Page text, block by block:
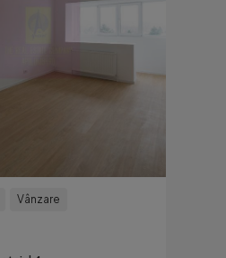
Vânzare